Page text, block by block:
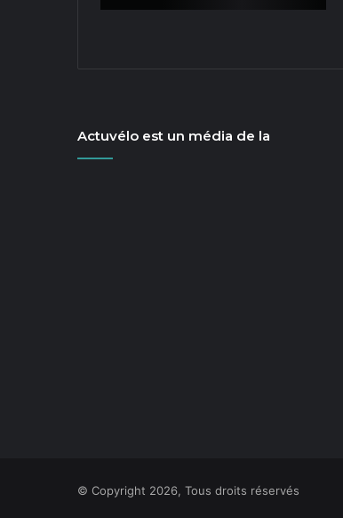
Actuvélo est un média de la
© Copyright 2026, Tous droits réservés